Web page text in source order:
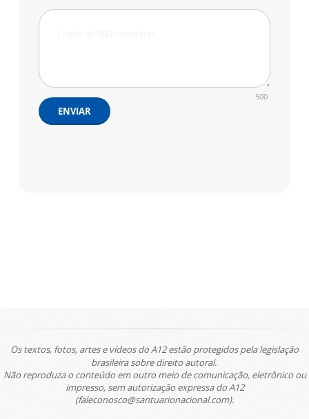
500
ENVIAR
Os textos, fotos, artes e vídeos do A12 estão protegidos pela legislação
brasileira sobre direito autoral.
Não reproduza o conteúdo em outro meio de comunicação, eletrônico ou
impresso, sem autorização expressa do A12
(faleconosco@santuarionacional.com).